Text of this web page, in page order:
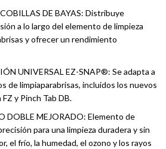
DE BAYAS: Distribuye
a lo largo del elemento de limpieza
y ofrecer un rendimiento
UNIVERSAL EZ-SNAP®: Se adapta a
de limpiaparabrisas, incluidos los nuevos
y Pinch Tab DB.
DOBLE MEJORADO: Elemento de
para una limpieza duradera y sin
el frío, la humedad, el ozono y los rayos